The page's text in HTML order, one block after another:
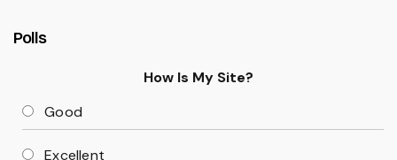
Polls
How Is My Site?
Good
Excellent